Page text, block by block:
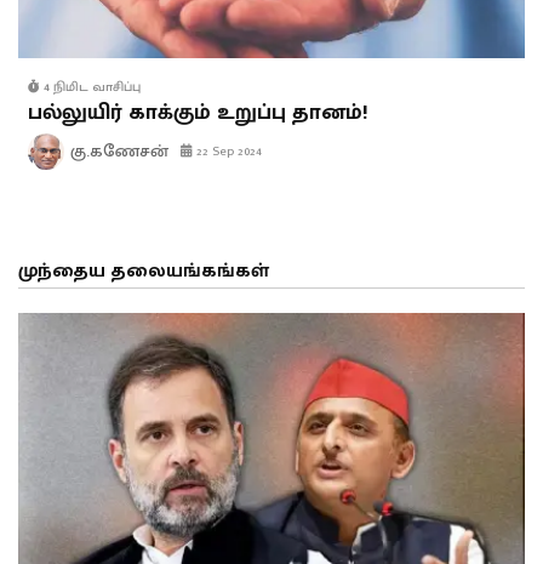
4 நிமிட வாசிப்பு
பல்லுயிர் காக்கும் உறுப்பு தானம்!
கு.கணேசன் 22 Sep 2024
முந்தைய தலையங்கங்கள்